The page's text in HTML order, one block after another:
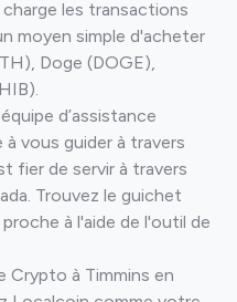
les transactions
moyen simple d'acheter
Doge (DOGE),
d’assistance
vous guider à travers
fier de servir à travers
Trouvez le guichet
à l'aide de l'outil de
Crypto à Timmins en